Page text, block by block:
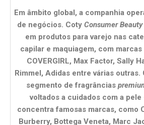
Em âmbito global, a companhia
de negócios. Coty Consumer Beauty
em produtos para varejo nas
capilar e maquiagem, com
COVERGIRL, Max Factor, Sally
Rimmel, Adidas entre várias outras.
segmento de fragrâncias
voltados a cuidados com a
concentra famosas marcas, como
Burberry, Bottega Veneta, Marc